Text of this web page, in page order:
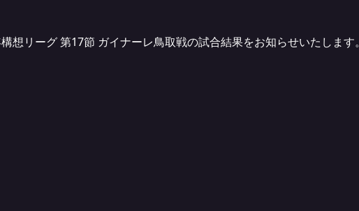
想リーグ 第17節 ガイナーレ鳥取戦の試合結果をお知らせいたします。